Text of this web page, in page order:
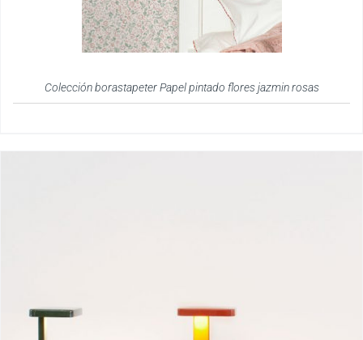
Colección borastapeter Papel pintado flores jazmin rosas